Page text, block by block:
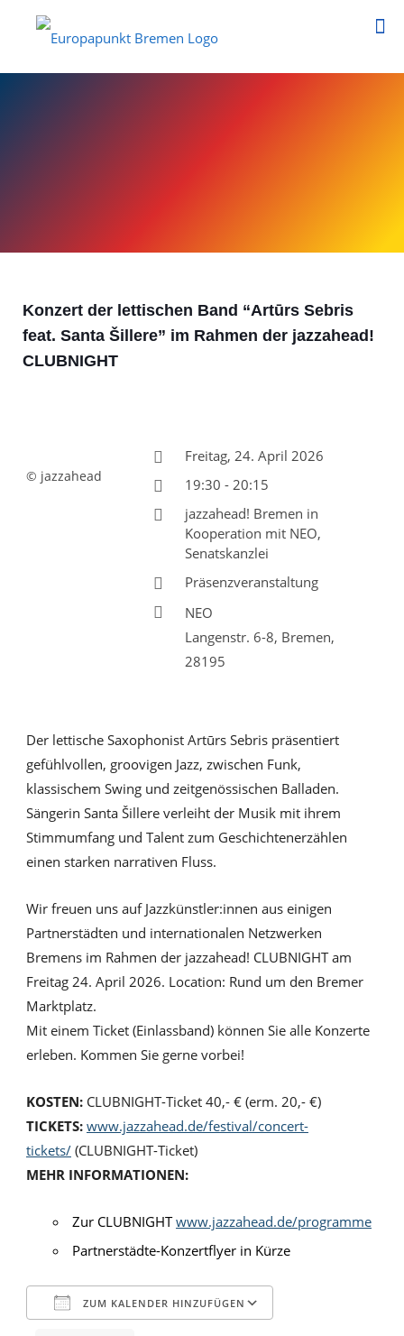
Konzert der lettischen Band “Artūrs Sebris
feat. Santa Šillere” im Rahmen der jazzahead!
CLUBNIGHT
© jazzahead
Freitag, 24. April 2026
19:30 - 20:15
jazzahead! Bremen in
Kooperation mit NEO,
Senatskanzlei
Präsenzveranstaltung
NEO
Langenstr. 6-8, Bremen,
28195
Der lettische Saxophonist Artūrs Sebris präsentiert
gefühlvollen, groovigen Jazz, zwischen Funk,
klassischem Swing und zeitgenössischen Balladen.
Sängerin Santa Šillere verleiht der Musik mit ihrem
Stimmumfang und Talent zum Geschichtenerzählen
einen starken narrativen Fluss.
Wir freuen uns auf Jazzkünstler:innen aus einigen
Partnerstädten und internationalen Netzwerken
Bremens im Rahmen der jazzahead! CLUBNIGHT am
Freitag 24. April 2026. Location: Rund um den Bremer
Marktplatz.
Mit einem Ticket (Einlassband) können Sie alle Konzerte
erleben. Kommen Sie gerne vorbei!
KOSTEN:CLUBNIGHT-Ticket 40,- € (erm. 20,- €)
TICKETS: www.jazzahead.de/festival/concert-
tickets/(CLUBNIGHT-Ticket)
MEHR INFORMATIONEN:
Zur CLUBNIGHTwww.jazzahead.de/programme
Partnerstädte-Konzertflyer in Kürze
ZUM KALENDER HINZUFÜGEN